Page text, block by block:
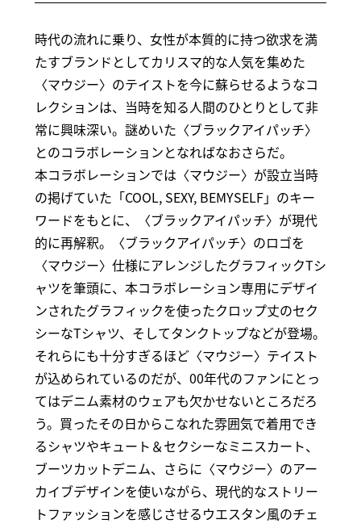
時代の流れに乗り、女性が本質的に持つ欲求を満
たすブランドとしてカリスマ的な人気を集めた
〈マウジー〉のテイストを今に蘇らせるようなコ
レクションは、当時を知る人間のひとりとして非
常に興味深い。謎めいた〈ブラックアイパッチ〉
とのコラボレーションとなればなおさらだ。
本コラボレーションでは〈マウジー〉が設立当時
の掲げていた「COOL, SEXY, BEMYSELF」のキー
ワードをもとに、〈ブラックアイパッチ〉が現代
的に再解釈。〈ブラックアイパッチ〉のロゴを
〈マウジー〉仕様にアレンジしたグラフィックTシ
ャツを筆頭に、本コラボレーション専用にデザイ
ンされたグラフィックを使ったクロップ丈のセク
シーなTシャツ、そしてタンクトップなどが登場。
それらにも十分すぎるほど〈マウジー〉テイスト
が込められているのだが、00年代のファンにとっ
てはデニム素材のウェアも欠かせないところだろ
う。買ったその日からこなれた雰囲気で着用でき
るシャツやキュート＆セクシーなミニスカート、
ブーツカットデニム、さらに〈マウジー〉のアー
カイブデザインを使いながら、現代的なストリー
トファッションを感じさせるウエスタン風のチェ